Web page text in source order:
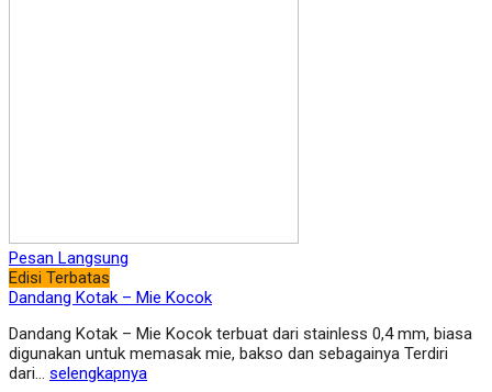
Pesan Langsung
Edisi Terbatas
Dandang Kotak – Mie Kocok
Dandang Kotak – Mie Kocok terbuat dari stainless 0,4 mm, biasa
digunakan untuk memasak mie, bakso dan sebagainya Terdiri
dari… selengkapnya